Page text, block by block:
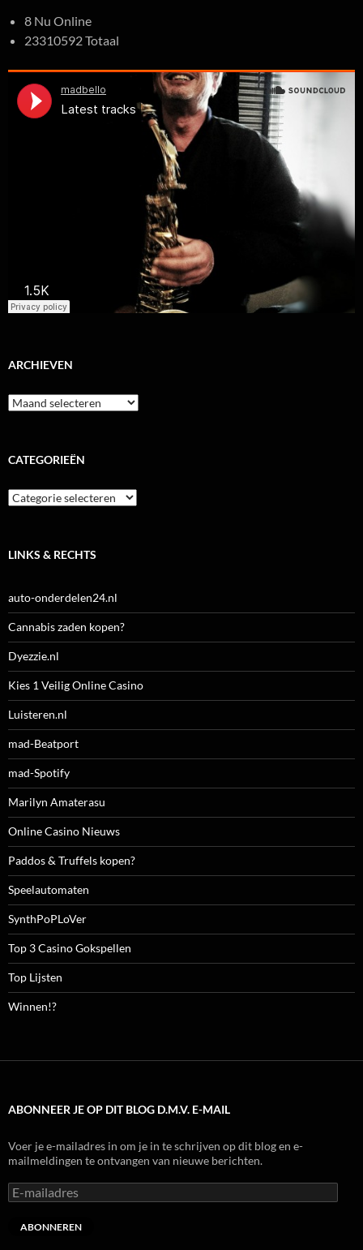
8 Nu Online
23310592 Totaal
ARCHIEVEN
Archieven
CATEGORIEËN
Categorieën
LINKS & RECHTS
auto-onderdelen24.nl
Cannabis zaden kopen?
Dyezzie.nl
Kies 1 Veilig Online Casino
Luisteren.nl
mad-Beatport
mad-Spotify
Marilyn Amaterasu
Online Casino Nieuws
Paddos & Truffels kopen?
Speelautomaten
SynthPoPLoVer
Top 3 Casino Gokspellen
Top Lijsten
Winnen!?
ABONNEER JE OP DIT BLOG D.M.V. E-MAIL
Voer je e-mailadres in om je in te schrijven op dit blog en e-
mailmeldingen te ontvangen van nieuwe berichten.
E-
mailadres
ABONNEREN